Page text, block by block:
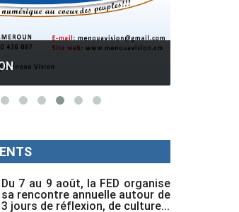
Du 7 au 9 août, la FED organise
sa rencontre annuelle autour de
3 jours de réflexion, de culture...